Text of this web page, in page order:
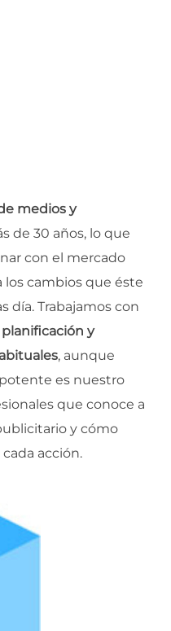
medios y
de 30 años, lo que
con el mercado
cambios que éste
día. Trabajamos con
planificación y
, aunque
es nuestro
que conoce a
y cómo
acción.